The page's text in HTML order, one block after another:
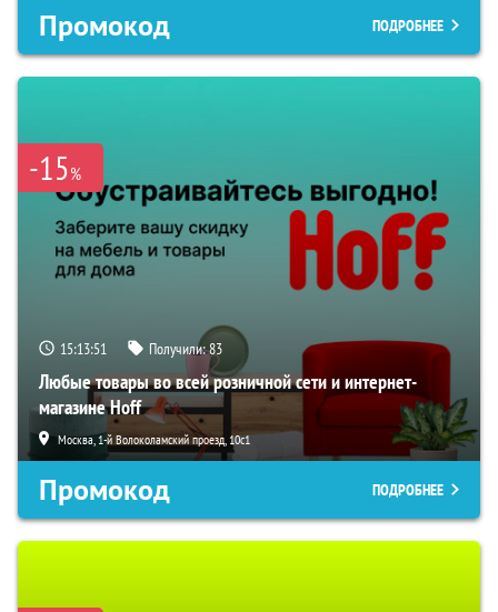
Промокод ПОДРОБНЕЕ
-15%
15:13:50 Получили:83
Любые товары во всей розничной сети и интернет-
магазине Hoff
Москва, 1-й Волоколамский проезд, 10с1
Промокод ПОДРОБНЕЕ